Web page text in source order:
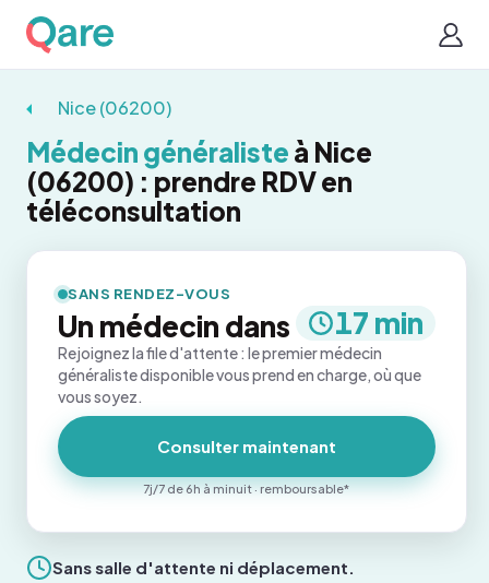
Nice (06200)
Médecin généraliste à Nice
(06200) : prendre RDV en
téléconsultation
Sans salle d'attente ni déplacement.
SANS RENDEZ-VOUS
Un médecin dans 17 min
Rejoignez la file d'attente : le premier médecin
généraliste disponible vous prend en charge, où que
vous soyez.
Consulter maintenant
7j/7 de 6h à minuit · remboursable*